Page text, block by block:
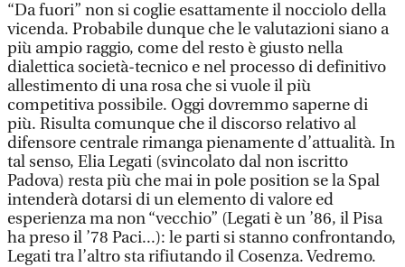
“Da fuori” non si coglie esattamente il nocciolo della
vicenda. Probabile dunque che le valutazioni siano a
più ampio raggio, come del resto è giusto nella
dialettica società-tecnico e nel processo di definitivo
allestimento di una rosa che si vuole il più
competitiva possibile. Oggi dovremmo saperne di
più. Risulta comunque che il discorso relativo al
difensore centrale rimanga pienamente d’attualità. In
tal senso, Elia Legati (svincolato dal non iscritto
Padova) resta più che mai in pole position se la Spal
intenderà dotarsi di un elemento di valore ed
esperienza ma non “vecchio” (Legati è un ’86, il Pisa
ha preso il ’78 Paci...): le parti si stanno confrontando,
Legati tra l’altro sta rifiutando il Cosenza. Vedremo.